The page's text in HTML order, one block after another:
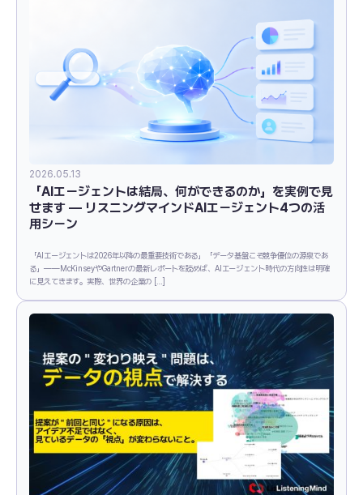
2026.05.13
「AIエージェントは結局、何ができるのか」を実例で見
せます ― リスニングマインドAIエージェント4つの活
用シーン
「AIエージェントは2026年以降の最重要技術である」「データ基盤こそ競争優位の源泉であ
る」――McKinseyやGartnerの最新レポートを読めば、AIエージェント時代の方向性は明確
に見えてきます。実際、世界の企業の […]